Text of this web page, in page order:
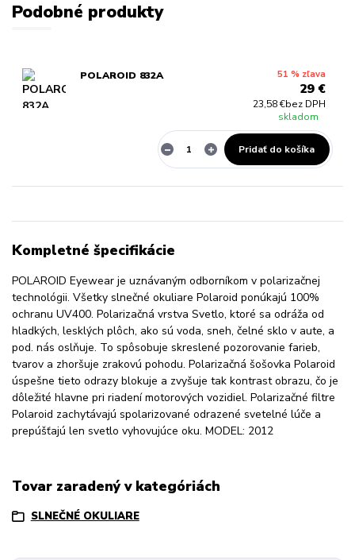
Podobné produkty
POLAROID 832A 51 % zľava
29 €
23,58 €bez DPH
skladom
Pridať do košíka
Kompletné špecifikácie
POLAROID Eyewear je uznávaným odborníkom v polarizačnej
technológii. Všetky slnečné okuliare Polaroid ponúkajú 100%
ochranu UV400. Polarizačná vrstva Svetlo, ktoré sa odráža od
hladkých, lesklých plôch, ako sú voda, sneh, čelné sklo v aute, a
pod. nás oslňuje. To spôsobuje skreslené pozorovanie farieb,
tvarov a zhoršuje zrakovú pohodu. Polarizačná šošovka Polaroid
úspešne tieto odrazy blokuje a zvyšuje tak kontrast obrazu, čo je
dôležité hlavne pri riadení motorových vozidiel. Polarizačné filtre
Polaroid zachytávajú spolarizované odrazené svetelné lúče a
prepúšťajú len svetlo vyhovujúce oku. MODEL: 2012
Tovar zaradený v kategóriách
SLNEČNÉ OKULIARE